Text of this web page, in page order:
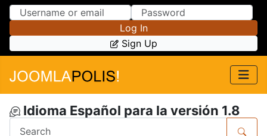
Skip to Content
Skip to Menu
Log In
Sign Up
Idioma Español para la versión 1.8